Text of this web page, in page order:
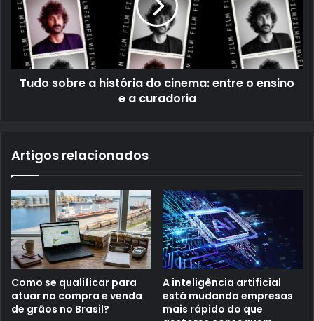
Tudo sobre a história do cinema: entre o ensino
e a curadoria
Artigos relacionados
Como se qualificar para
atuar na compra e venda
de grãos no Brasil?
A inteligência artificial
está mudando empresas
mais rápido do que